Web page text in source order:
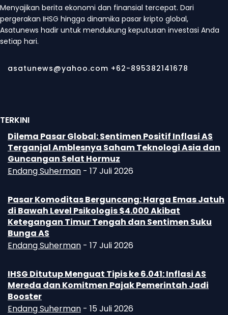
Menyajikan berita ekonomi dan finansial tercepat. Dari
pergerakan IHSG hingga dinamika pasar kripto global,
Asatunews hadir untuk mendukung keputusan investasi Anda
setiap hari.
asatunews@yahoo.com +62-895382141678
TERKINI
Dilema Pasar Global: Sentimen Positif Inflasi AS
Terganjal Amblesnya Saham Teknologi Asia dan
Guncangan Selat Hormuz
Endang Suherman - 17 Juli 2026
Pasar Komoditas Berguncang: Harga Emas Jatuh
di Bawah Level Psikologis $4.000 Akibat
Ketegangan Timur Tengah dan Sentimen Suku
Bunga AS
Endang Suherman - 17 Juli 2026
IHSG Ditutup Menguat Tipis ke 6.041: Inflasi AS
Mereda dan Komitmen Pajak Pemerintah Jadi
Booster
Endang Suherman - 15 Juli 2026